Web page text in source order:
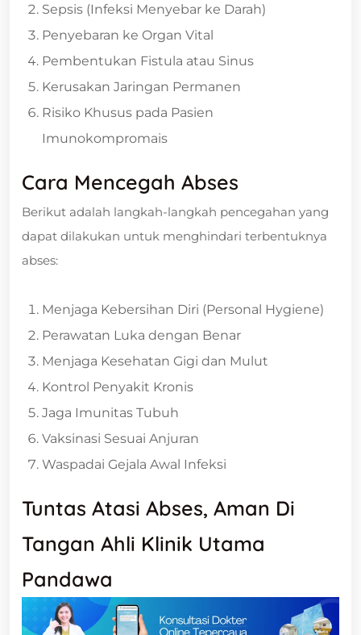
Sepsis (Infeksi Menyebar ke Darah)
Penyebaran ke Organ Vital
Pembentukan Fistula atau Sinus
Kerusakan Jaringan Permanen
Risiko Khusus pada Pasien
Imunokompromais
Cara Mencegah Abses
Berikut adalah langkah-langkah pencegahan yang
dapat dilakukan untuk menghindari terbentuknya
abses:
Menjaga Kebersihan Diri (Personal Hygiene)
Perawatan Luka dengan Benar
Menjaga Kesehatan Gigi dan Mulut
Kontrol Penyakit Kronis
Jaga Imunitas Tubuh
Vaksinasi Sesuai Anjuran
Waspadai Gejala Awal Infeksi
Tuntas Atasi Abses, Aman Di
Tangan Ahli Klinik Utama
Pandawa